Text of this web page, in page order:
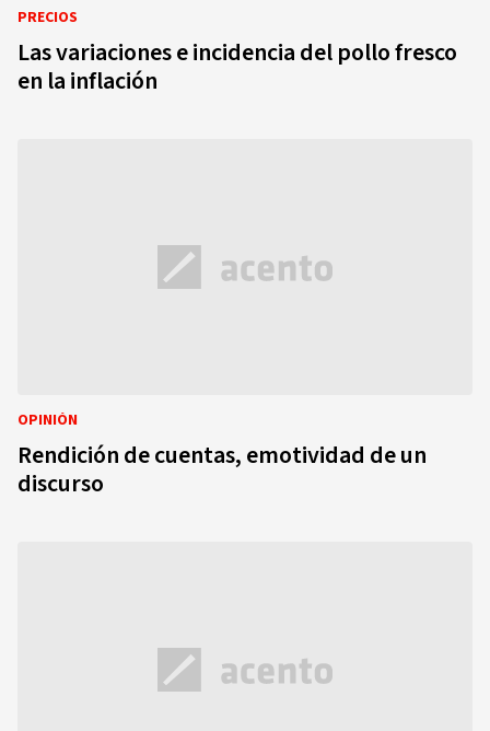
PRECIOS
Las variaciones e incidencia del pollo fresco
en la inflación
OPINIÓN
Rendición de cuentas, emotividad de un
discurso